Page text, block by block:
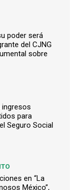
poder será
del CJNG
sobre
ingresos
para
Seguro Social
en “La
México”,